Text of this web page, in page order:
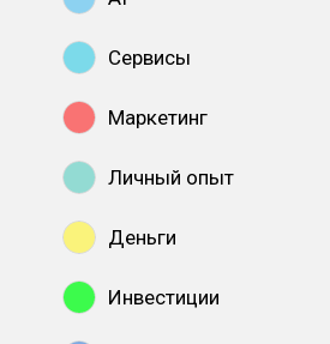
Сервисы
Маркетинг
Личный опыт
Деньги
Инвестиции